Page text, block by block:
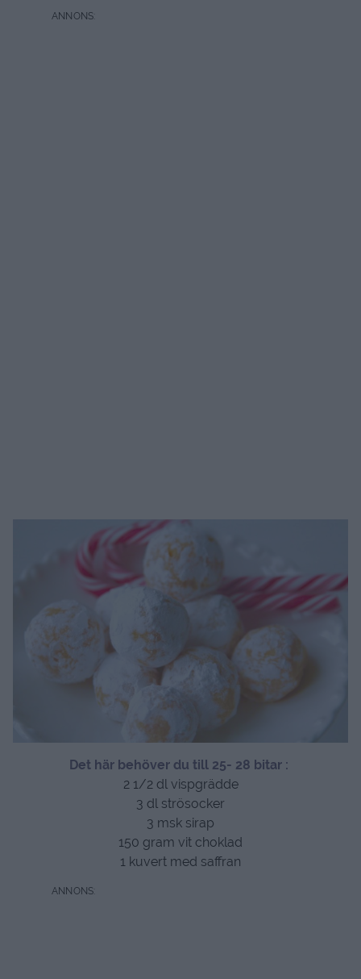
Det här behöver du till 25- 28 bitar :
2 1/2 dl vispgrädde
3 dl strösocker
3 msk sirap
150 gram vit choklad
1 kuvert med saffran